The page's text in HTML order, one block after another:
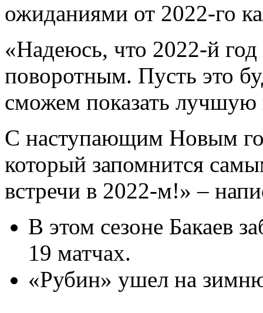
ожиданиями от 2022-го
«Надеюсь, что 2022-й
поворотным. Пусть это
сможем показать лучшую
С наступающим Новым
который запомнится
встречи в 2022-м!» –
В этом сезоне Бакаев
19 матчах.
«Рубин» ушел на